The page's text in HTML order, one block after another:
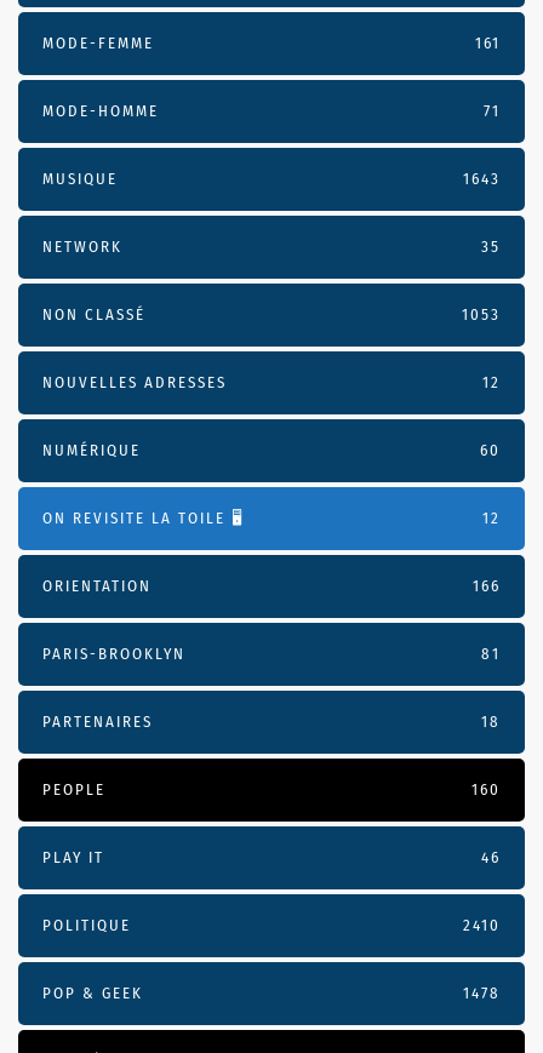
MODE-FEMME 161
MODE-HOMME 71
MUSIQUE 1643
NETWORK 35
NON CLASSÉ 1053
NOUVELLES ADRESSES 12
NUMÉRIQUE 60
ON REVISITE LA TOILE 🖥️ 12
ORIENTATION 166
PARIS-BROOKLYN 81
PARTENAIRES 18
PEOPLE 160
PLAY IT 46
POLITIQUE 2410
POP & GEEK 1478